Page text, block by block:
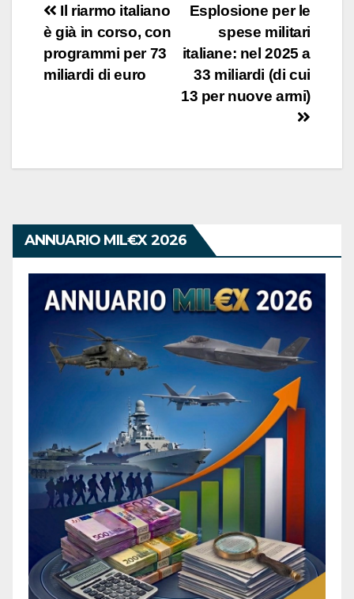
Navigazione
articoli
Esplosione per le
spese militari
italiane: nel 2025 a
33 miliardi (di cui
13 per nuove armi)
Il riarmo italiano
è già in corso, con
programmi per 73
miliardi di euro
ANNUARIO MIL€X 2026